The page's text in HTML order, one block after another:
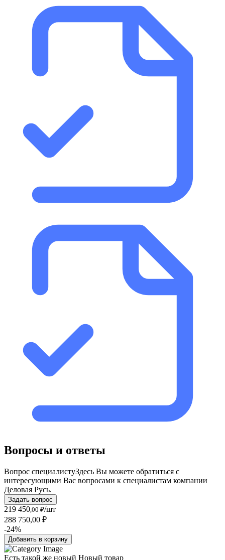
Вопросы и ответы
Вопрос специалистуЗдесь Вы можете обратиться с
интересующими Вас вопросами к специалистам компании
Деловая Русь.
Задать вопрос
219 450,00 ₽/шт
288 750,00 ₽
-24%
Добавить в корзину
Есть такой же новый Новый товар